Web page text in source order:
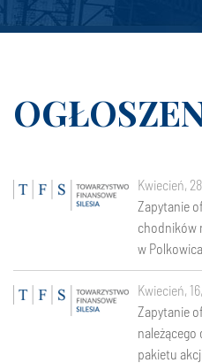
kwiecień,
Zapytanie
chodników
w
kwiecień,
Zapytanie
należącego
pakietu